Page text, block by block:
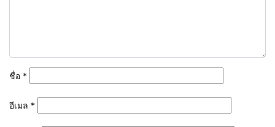
ชื่อ *
อีเมล *